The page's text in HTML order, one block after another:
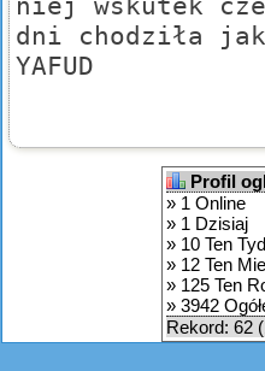
dni chodziła
YAFUD
Profil
» 1 Online
» 1 Dzisiaj
» 10 Ten
» 12 Ten
» 125 Ten
» 3942
Rekord: 62